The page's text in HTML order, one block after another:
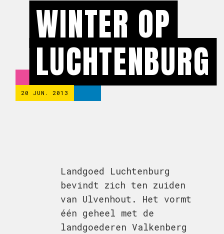
WINTER OP
LUCHTENBURG
20 JUN. 2013
Landgoed Luchtenburg
bevindt zich ten zuiden
van Ulvenhout. Het vormt
één geheel met de
landgoederen Valkenberg